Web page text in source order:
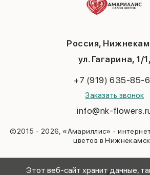
Этот веб-сайт хранит данные,
Россия,
ул. Гагарина, 1/1,
+7 (919) 635-85-
Заказать звонок
info@nk-
©2015 - 2026, «Амариллис» -
цветов в
Политика конфиденциальности
Последний звонок